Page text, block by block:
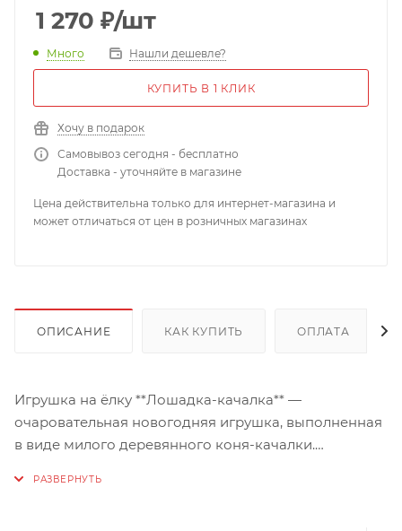
1 270 ₽/шт
Много Нашли дешевле?
КУПИТЬ В 1 КЛИК
Хочу в подарок
Самовывоз сегодня - бесплатно
Доставка - уточняйте в магазине
Цена действительна только для интернет-магазина и
может отличаться от цен в розничных магазинах
ОПИСАНИЕ КАК КУПИТЬ ОПЛАТА
Игрушка на ёлку **Лошадка-качалка** —
очаровательная новогодняя игрушка, выполненная
в виде милого деревянного коня-качалки.